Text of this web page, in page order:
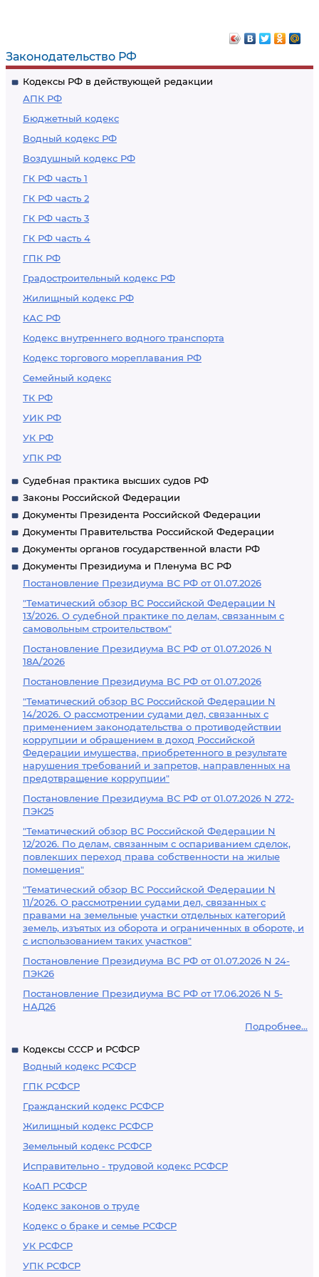
Законодательство РФ
Кодексы РФ в действующей редакции
АПК РФ
Бюджетный кодекс
Водный кодекс РФ
Воздушный кодекс РФ
ГК РФ часть 1
ГК РФ часть 2
ГК РФ часть 3
ГК РФ часть 4
ГПК РФ
Градостроительный кодекс РФ
Жилищный кодекс РФ
КАС РФ
Кодекс внутреннего водного транспорта
Кодекс торгового мореплавания РФ
Семейный кодекс
ТК РФ
УИК РФ
УК РФ
УПК РФ
Судебная практика высших судов РФ
Законы Российской Федерации
Документы Президента Российской Федерации
Документы Правительства Российской Федерации
Документы органов государственной власти РФ
Документы Президиума и Пленума ВС РФ
Постановление Президиума ВС РФ от 01.07.2026
"Тематический обзор ВС Российской Федерации N
13/2026. О судебной практике по делам, связанным с
самовольным строительством"
Постановление Президиума ВС РФ от 01.07.2026 N
18А/2026
Постановление Президиума ВС РФ от 01.07.2026
"Тематический обзор ВС Российской Федерации N
14/2026. О рассмотрении судами дел, связанных с
применением законодательства о противодействии
коррупции и обращением в доход Российской
Федерации имущества, приобретенного в результате
нарушения требований и запретов, направленных на
предотвращение коррупции"
Постановление Президиума ВС РФ от 01.07.2026 N 272-
ПЭК25
"Тематический обзор ВС Российской Федерации N
12/2026. По делам, связанным с оспариванием сделок,
повлекших переход права собственности на жилые
помещения"
"Тематический обзор ВС Российской Федерации N
11/2026. О рассмотрении судами дел, связанных с
правами на земельные участки отдельных категорий
земель, изъятых из оборота и ограниченных в обороте, и
с использованием таких участков"
Постановление Президиума ВС РФ от 01.07.2026 N 24-
ПЭК26
Постановление Президиума ВС РФ от 17.06.2026 N 5-
НАД26
Подробнее...
Кодексы СССР и РСФСР
Водный кодекс РСФСР
ГПК РСФСР
Гражданский кодекс РСФСР
Жилищный кодекс РСФСР
Земельный кодекс РСФСР
Исправительно - трудовой кодекс РСФСР
КоАП РСФСР
Кодекс законов о труде
Кодекс о браке и семье РСФСР
УК РСФСР
УПК РСФСР